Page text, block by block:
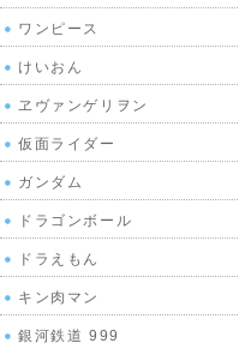
ワンピース
けいおん
ヱヴァンゲリヲン
仮面ライダー
ガンダム
ドラゴンボール
ドラえもん
キン肉マン
銀河鉄道 999